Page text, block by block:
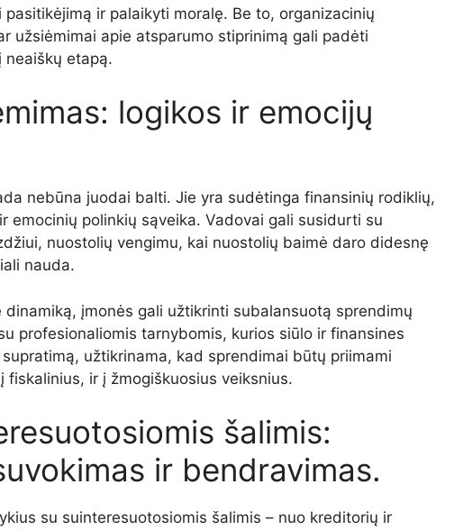
ir palaikyti moralę. Be to, organizacinių
užsiėmimai apie atsparumo stiprinimą gali padėti
etapą.
logikos ir emocijų
nebūna juodai balti. Jie yra sudėtinga finansinių rodiklių,
emocinių polinkių sąveika. Vadovai gali susidurti su
nuostolių vengimu, kai nuostolių baimė daro didesnę
nauda.
dinamiką, įmonės gali užtikrinti subalansuotą sprendimų
profesionaliomis tarnybomis, kurios siūlo ir finansines
užtikrinama, kad sprendimai būtų priimami
fiskalinius, ir į žmogiškuosius veiksnius.
šalimis:
ir bendravimas.
su suinteresuotosiomis šalimis – nuo kreditorių ir